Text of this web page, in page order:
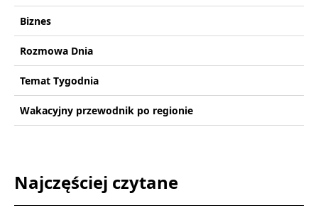
Biznes
Rozmowa Dnia
Temat Tygodnia
Wakacyjny przewodnik po regionie
Najczęściej czytane